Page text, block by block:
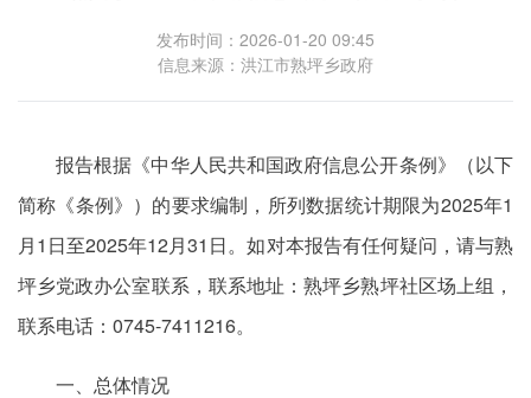
发布时间：2026-01-20 09:45
信息来源：洪江市熟坪乡政府
报告根据《中华人民共和国政府信息公开条例》（以下
简称《条例》）的要求编制，所列数据统计期限为2025年1
月1日至2025年12月31日。如对本报告有任何疑问，请与熟
坪乡党政办公室联系，联系地址：熟坪乡熟坪社区场上组，
联系电话：0745-7411216。
一、总体情况